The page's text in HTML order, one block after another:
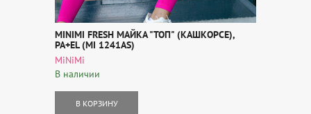
MINIMI FRESH МАЙКА "ТОП" (КАШКОРСЕ),
PA+EL (MI 1241AS)
MiNiMi
В наличии
В КОРЗИНУ